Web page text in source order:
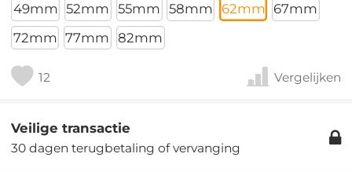
49mm 52mm 55mm 58mm 62mm 67mm
72mm 77mm 82mm
12 Vergelijken
Veilige transactie
30 dagen terugbetaling of vervanging